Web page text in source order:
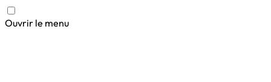
Ouvrir le menu